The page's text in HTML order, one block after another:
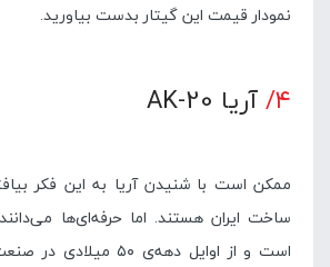
نمودار قیمت این گیتار بدست بیاورید.
۴/ آریا AK-20
ممکن است با شنیدن آریا به این فکر
ساخت ایران هستند. اما حرفه‌ای‌ها
است و از اوایل دهه‌ی ۵۰